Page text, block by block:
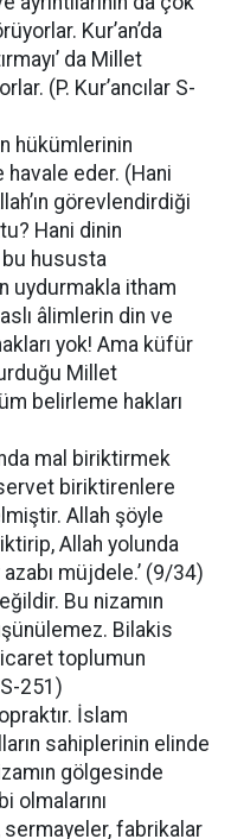
Kur’an’da
da Millet
(P. Kur’ancılar S-
hükümlerinin
eder. (Hani
görevlendirdiği
Hani dinin
bu hususta
uydurmakla itham
âlimlerin din ve
yok! Ama küfür
Millet
belirleme hakları
mal biriktirmek
biriktirenlere
Allah şöyle
Allah yolunda
müjdele.’ (9/34)
Bu nizamın
Bilakis
toplumun
251)
İslam
sahiplerinin elinde
gölgesinde
olmalarını
fabrikalar